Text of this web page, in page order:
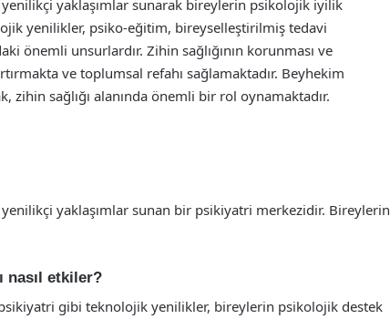
yenilikçi yaklaşımlar sunarak bireylerin psikolojik iyilik
yenilikler, psiko-eğitim, bireyselleştirilmiş tedavi
önemli unsurlardır. Zihin sağlığının korunması ve
ve toplumsal refahı sağlamaktadır. Beyhekim
zihin sağlığı alanında önemli bir rol oynamaktadır.
yenilikçi yaklaşımlar sunan bir psikiyatri merkezidir. Bireylerin
nasıl etkiler?
gibi teknolojik yenilikler, bireylerin psikolojik destek